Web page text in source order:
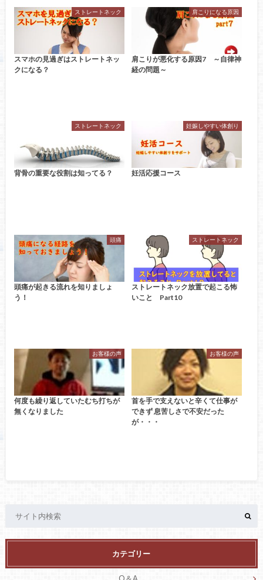
ストレートネック
スマホの見過ぎはストレートネッ
クになる？
肩こりになる原因
肩こりが悪化する原因7 ～自律神
経の問題～
ストレートネック
背骨の重要な役割は知ってる？
妊娠しやすい体創り
妊活応援コース
頭痛
頭痛が起きる流れを知りましょ
う！
ストレートネック
ストレートネック放置で起こる怖
いこと Part10
お客様の声
何度も繰り返していたむち打ちが
無くなりました
お客様の声
首を手で支えないと辛くて仕事が
できず 息苦しさで不安だった
が・・・
カテゴリー
Q＆A